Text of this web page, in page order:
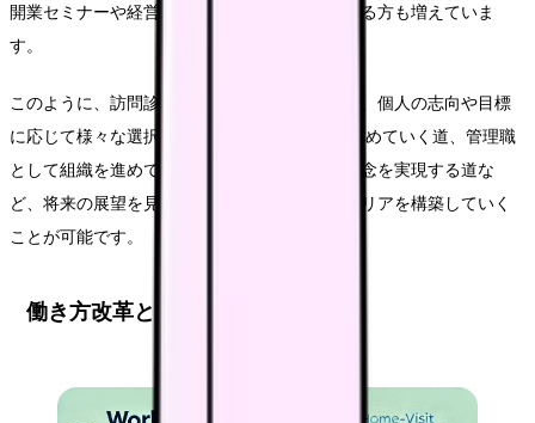
開業セミナーや経営コンサルティングを活用する方も増えていま
す。
このように、訪問診療看護師のキャリアパスは、個人の志向や目標
に応じて様々な選択肢があります。 専門性を高めていく道、管理職
として組織を進めていく道、独立して自らの理念を実現する道な
ど、将来の展望を見据えながら、計画的にキャリアを構築していく
ことが可能です。
働き方改革と訪問診療